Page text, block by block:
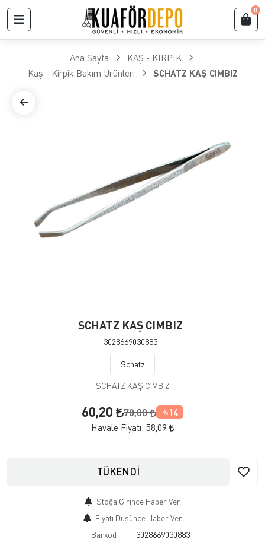
0
Ana Sayfa
KAŞ - KİRPİK
Kaş - Kirpik Bakım Ürünleri
SCHATZ KAŞ CIMBIZ
SCHATZ KAŞ CIMBIZ
3028669030883
Schatz
SCHATZ KAŞ CIMBIZ
60,20 70,00 % 14
Havale Fiyatı: 58,09
TÜKENDİ
Stoğa Girince Haber Ver
Fiyatı Düşünce Haber Ver
Barkod:
3028669030883